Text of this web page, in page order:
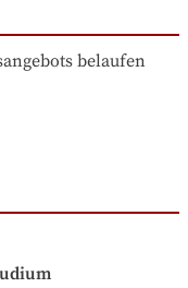
belaufen